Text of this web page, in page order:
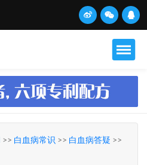
>> 白血病常识 >> 白血病答疑 >>